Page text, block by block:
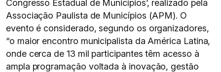
Congresso Estadual de Municípios’, realizado pela
Associação Paulista de Municípios (APM). O
evento é considerado, segundo os organizadores,
“o maior encontro municipalista da América Latina,
onde cerca de 13 mil participantes têm acesso à
ampla programação voltada à inovação, gestão